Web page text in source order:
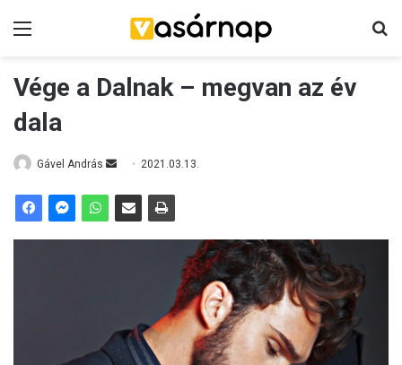
Vége a Dalnak – megvan az év
dala
Gável András
n
a
2021.03.13.